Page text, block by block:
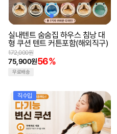
실내텐트 숨숨집 하우스 침낭 대
형 쿠션 텐트 커튼포함(해외직구)
75,900원56%
172,000원
무료배송
직수입